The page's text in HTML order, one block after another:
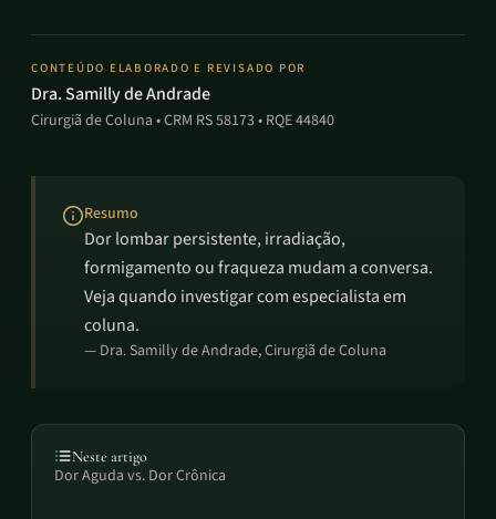
CONTEÚDO ELABORADO E REVISADO POR
Dra. Samilly de Andrade
Cirurgiã de Coluna • CRM RS 58173 • RQE 44840
Resumo
Dor lombar persistente, irradiação,
formigamento ou fraqueza mudam a conversa.
Veja quando investigar com especialista em
coluna.
— Dra. Samilly de Andrade, Cirurgiã de Coluna
Neste artigo
Dor Aguda vs. Dor Crônica